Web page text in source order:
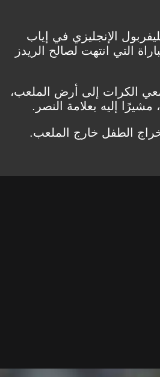
بليفربول الإنجليزي في إياب
التي انتهت لصالح الريدز
الكرات إلى أرض الملعب،
إليه بعلامة النصر.
الطفل خارج الملعب.